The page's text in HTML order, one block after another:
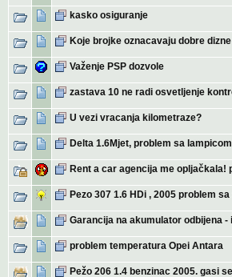
kasko osiguranje
Koje brojke oznacavaju dobre
Važenje PSP dozvole
zastava 10 ne radi osvetljenje
U vezi vracanja kilometraze?
Delta 1.6Mjet, problem sa
Rent a car agencija me opljačkala!
Pezo 307 1.6 HDi , 2005 problem
Garancija na akumulator odbijena
problem temperatura Opei Antara
Pežo 206 1.4 benzinac 2005. gasi